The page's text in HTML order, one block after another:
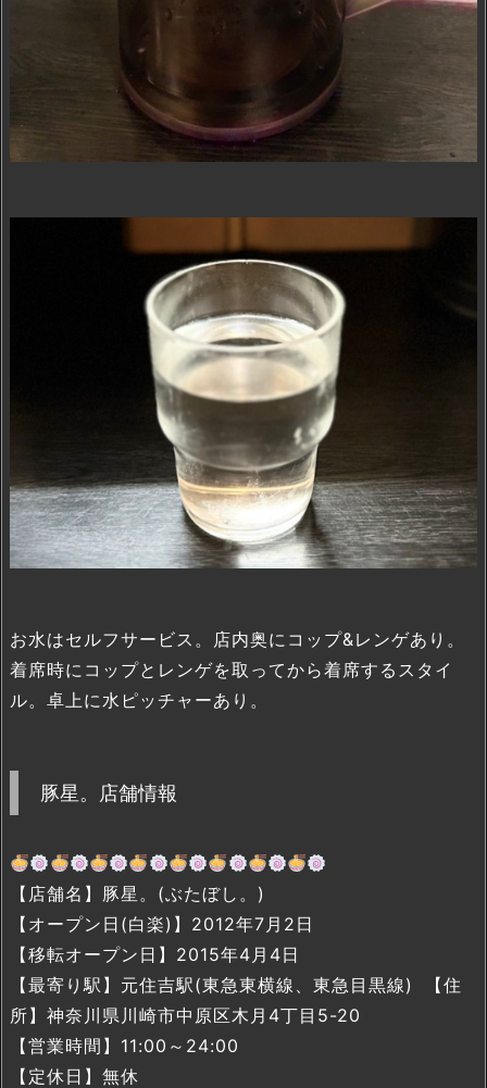
お水はセルフサービス。店内奥にコップ&レンゲあり。
着席時にコップとレンゲを取ってから着席するスタイ
ル。卓上に水ピッチャーあり。
豚星。店舗情報
【店舗名】豚星。(ぶたぼし。)
【オープン日(白楽)】2012年7月2日
【移転オープン日】2015年4月4日
【最寄り駅】元住吉駅(東急東横線、東急目黒線) 【住
所】神奈川県川崎市中原区木月4丁目5-20
【営業時間】11:00～24:00
【定休日】無休